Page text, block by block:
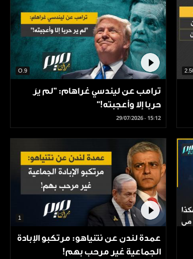
O.9
ترامب عن ليندسي غراهام: "لم يرَ
حربا إلا وأعجبته!"
29/07/2026 - 15:12
1
عمدة لندن عن نتنياهو: مرتكبو الإبادة
الجماعية غير مرحب بهم!